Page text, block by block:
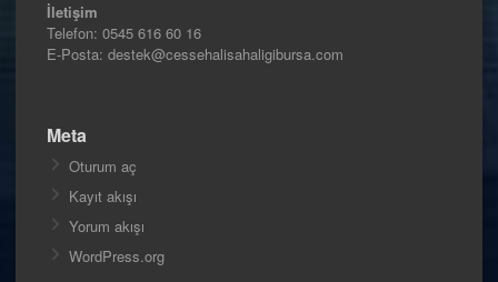
İletişim
Telefon: 0545 616 60 16
E-Posta: destek@cessehalisahaligibursa.com
Meta
Oturum aç
Kayıt akışı
Yorum akışı
WordPress.org